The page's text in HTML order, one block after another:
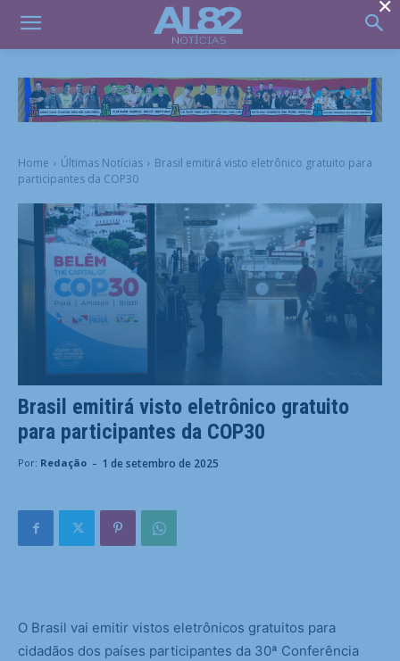
Home Últimas Notícias
Brasil emitirá visto eletrônico gratuito para
participantes da COP30
Brasil emitirá visto eletrônico gratuito
para participantes da COP30
Por: Redação - 1 de setembro de 2025
O Brasil vai emitir vistos eletrônicos gratuitos para
cidadãos dos países participantes da 30ª Conferência